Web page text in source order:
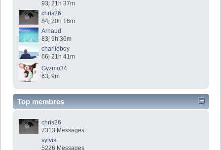
93j 21h 37m
chris26
84j 20h 16m
Arnaud
83j 9h 36m
charlieboy
66j 21h 41m
Gyzmo34
63j 9m
Top membres
chris26
7313 Messages
sylvia
5226 Messages